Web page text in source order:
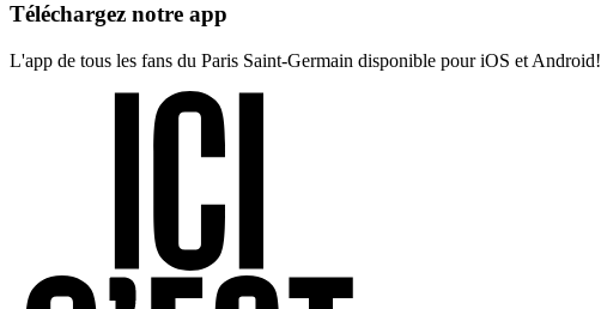
Téléchargez notre app
L'app de tous les fans du Paris Saint-Germain disponible pour iOS et Android!